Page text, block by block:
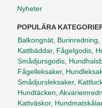
Nyheter
POPULÄRA
Balkongnät, Burinredning,
Kattbäddar, Fågelgodis,
Smådjursgodis,
Fågelleksaker,
Smådjursleksaker,
Hundtäcken,
Kattväskor, Hundmatskålar